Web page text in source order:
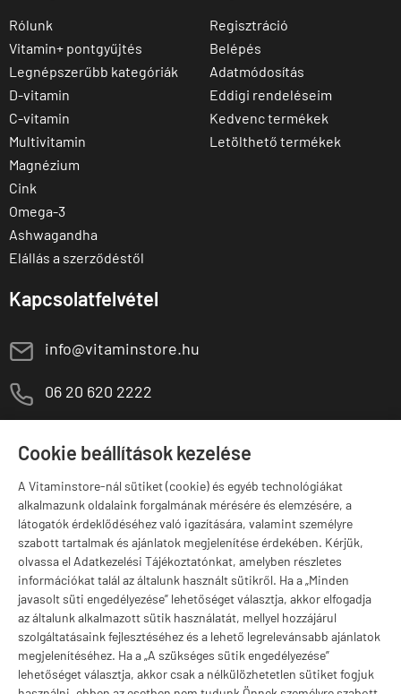
Cookie beállítások kezelése
A Vitaminstore-nál sütiket (cookie) és egyéb technológiákat
alkalmazunk oldalaink forgalmának mérésére és elemzésére, a
látogatók érdeklődéséhez való igazítására, valamint személyre
szabott tartalmak és ajánlatok megjelenítése érdekében. Kérjük,
olvassa el Adatkezelési Tájékoztatónkat, amelyben részletes
információkat talál az általunk használt sütikről. Ha a „Minden
javasolt süti engedélyezése” lehetőséget választja, akkor elfogadja
az általunk alkalmazott sütik használatát, mellyel hozzájárul
szolgáltatásaink fejlesztéséhez és a lehető legrelevánsabb ajánlatok
megjelenítéséhez. Ha a „A szükséges sütik engedélyezése”
lehetőséget választja, akkor csak a nélkülözhetetlen sütiket fogjuk
Rólunk
Vitamin+ pontgyűjtés
Legnépszerűbb kategóriák
D-vitamin
C-vitamin
Multivitamin
Magnézium
Cink
Omega-3
Ashwagandha
Elállás a szerződéstől
Regisztráció
Belépés
Adatmódosítás
Eddigi rendeléseim
Kedvenc termékek
Letölthető termékek
Kapcsolatfelvétel
E info@vitaminstore.hu
M 06 20 620 2222
Szugló u. 83-85.
Márkák
Valuta választás